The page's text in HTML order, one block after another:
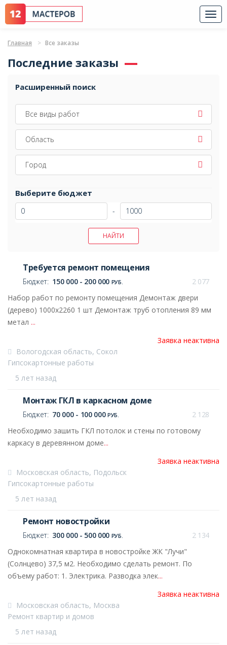
Главная Все заказы
Последние заказы
Расширенный поиск
Все виды работ
Область
Город
Выберите бюджет
-
Требуется ремонт помещения
Бюджет: 150 000 - 200 000 РУБ.
2 077
Набор работ по ремонту помещения Демонтаж двери
(дерево) 1000х2260 1 шт Демонтаж труб отопления 89 мм
метал ...
Заявка неактивна
5 лет назад
Вологодская область, Сокол
Гипсокартонные работы
Монтаж ГКЛ в каркасном доме
Бюджет: 70 000 - 100 000РУБ.
2 128
Необходимо зашить ГКЛ потолок и стены по готовому
каркасу в деревянном доме...
Заявка неактивна
5 лет назад
Московская область, Подольск
Гипсокартонные работы
Ремонт новостройки
Бюджет: 300 000 - 500 000 РУБ.
2 134
Однокомнатная квартира в новостройке ЖК "Лучи"
(Солнцево) 37,5 м2. Необходимо сделать ремонт. По
объему работ: 1. Электрика. Разводка элек...
Заявка неактивна
5 лет назад
Московская область, Москва
Ремонт квартир и домов